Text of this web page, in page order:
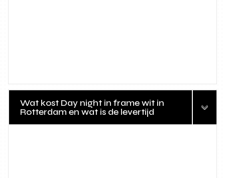
Wat kost Day night in frame wit in
Rotterdam en wat is de levertijd